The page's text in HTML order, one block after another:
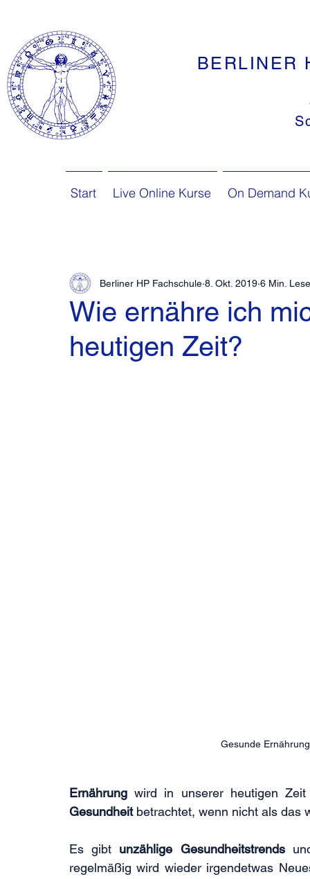
BERLINER
Start Live Online Kurse On Demand
Wie ernähre ich
heutigen Zeit?
Berliner HP Fachschule 8. Okt. 2019 6 Min.
Gesunde
Ernährung
Gesundheit betrachtet, wenn nicht als das
Es gibt unzählige Gesundheitstrends
regelmäßig wird wieder irgendetwas